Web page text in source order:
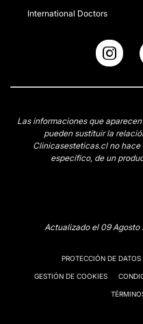
International Doctors
Las informaciones que
pueden sustituir la
Clinicasesteticas.cl no
específico, de un
Actualizado el 09 Agosto
PROTECCIÓN DE DATOS
GESTIÓN DE COOKIES